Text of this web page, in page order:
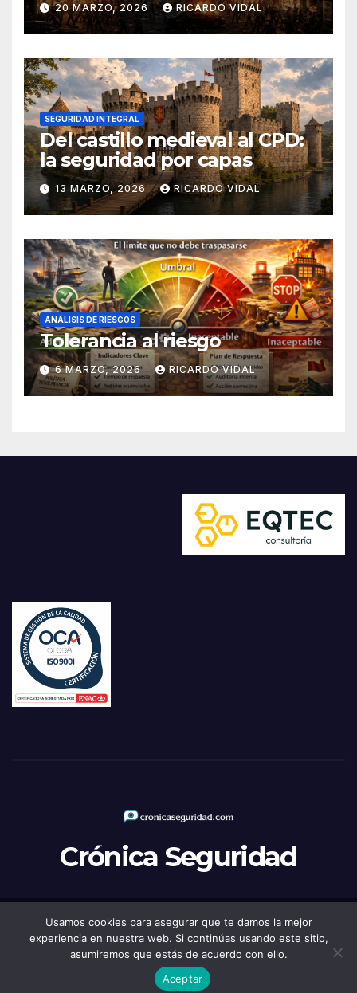
20 MARZO, 2026 RICARDO VIDAL
SEGURIDAD INTEGRAL
Del castillo medieval al CPD:
la seguridad por capas
13 MARZO, 2026 RICARDO VIDAL
ANÁLISIS DE RIESGOS
Tolerancia al riesgo
6 MARZO, 2026 RICARDO VIDAL
Crónica Seguridad
Funciona gracias a WordPress|Tema: Newsup deThemeansar
Aviso legal
Usamos cookies para asegurar que te damos la mejor
experiencia en nuestra web. Si continúas usando este sitio,
asumiremos que estás de acuerdo con ello.
Aceptar